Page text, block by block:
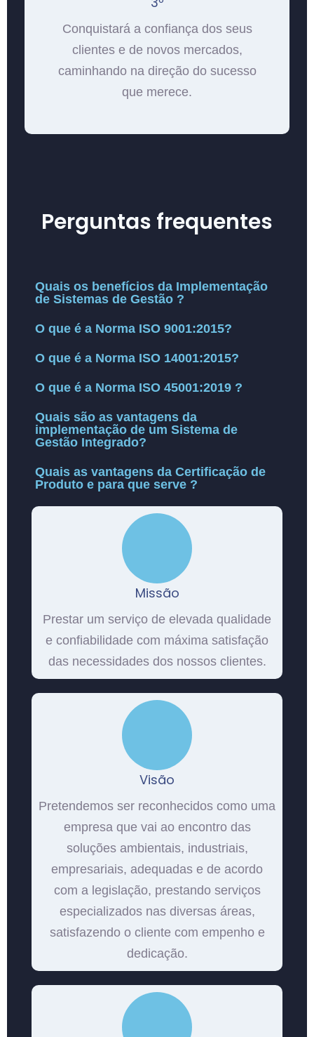
Conquistará a confiança dos seus
clientes e de novos mercados,
caminhando na direção do sucesso
que merece.
Perguntas frequentes
Quais os benefícios da Implementação
de Sistemas de Gestão ?
O que é a Norma ISO 9001:2015?
O que é a Norma ISO 14001:2015?
O que é a Norma ISO 45001:2019 ?
Quais são as vantagens da
implementação de um Sistema de
Gestão Integrado?
Quais as vantagens da Certificação de
Produto e para que serve ?
Missão
Prestar um serviço de elevada qualidade
e confiabilidade com máxima satisfação
das necessidades dos nossos clientes.
Visão
Pretendemos ser reconhecidos como uma
empresa que vai ao encontro das
soluções ambientais, industriais,
empresariais, adequadas e de acordo
com a legislação, prestando serviços
especializados nas diversas áreas,
satisfazendo o cliente com empenho e
dedicação.